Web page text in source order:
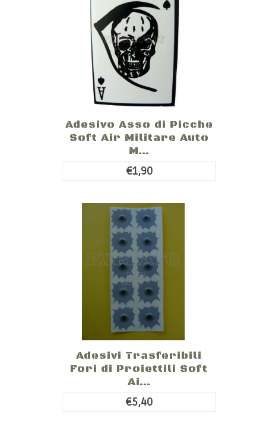
Adesivo Asso di Picche
Soft Air Militare Auto
M...
€1,90
Adesivi Trasferibili
Fori di Proiettili Soft
Ai...
€5,40